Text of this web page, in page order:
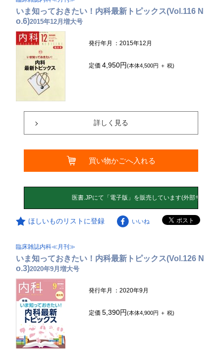
いま知っておきたい！内科最新トピックス(Vol.116 N
o.6)2015年12月増大号
発行年月 ：2015年12月
定価4,950円(本体4,500円 ＋ 税)
詳しく見る
買い物かごへ入れる
ほしいものリストに登録 いいね
臨床雑誌内科≪月刊≫
いま知っておきたい！内科最新トピックス(Vol.126 N
o.3)2020年9月増大号
発行年月 ：2020年9月
定価5,390円(本体4,900円 ＋ 税)